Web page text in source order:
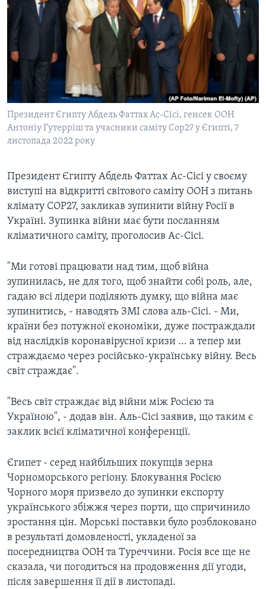
СУСПІЛЬСТВО
ЕКОНОМІКА
ІСТОРІЇ УСПІХУ УКРАЇНЦІВ
ТЕЛЕПРОГРАМИ
БРИФІНГ ГОЛОСУ АМЕРИКИ
СТУДІЯ ВАШИНГТОН
ВІКНО В АМЕРИКУ
ПРАЙМ-ТАЙМ
ENGLISH
Learning English
Президент Єгипту Абдель Фаттах Ас-Сісі, генсек ООН
Антоніу Гутерріш та учасники саміту Сор27 у Єгипті, 7
листопада 2022 року
Президент Єгипту Абдель Фаттах Ас-Сісі у своєму
виступі на відкритті світового саміту ООН з питань
клімату COP27, закликав зупинити війну Росії в
Україні. Зупинка війни має бути посланням
кліматичного саміту, проголосив Ас-Сісі.
"Ми готові працювати над тим, щоб війна
зупинилась, не для того, щоб знайти собі роль, але,
гадаю всі лідери поділяють думку, що війна має
зупинитись, - наводять ЗМІ слова аль-Сісі. - Ми,
країни без потужної економіки, дуже постраждали
від наслідків коронавірусної кризи ... а тепер ми
страждаємо через російсько-українську війну. Весь
світ страждає".
"Весь світ страждає від війни між Росією та
Україною", - додав він. Аль-Сісі заявив, що таким є
заклик всієї кліматичної конференції.
Єгипет - серед найбільших покупців зерна
Чорноморського регіону. Блокування Росією
Чорного моря призвело до зупинки експорту
українського збіжжя через порти, що спричинило
зростання цін. Морські поставки було розблоковано
в результаті домовленості, укладеної за
посередництва ООН та Туреччини. Росія все ще не
сказала, чи погодиться на продовження дії угоди,
після завершення її дії в листопаді.